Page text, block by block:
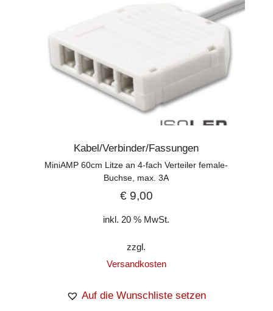
Kabel/Verbinder/Fassungen
MiniAMP 60cm Litze an 4-fach Verteiler female-
Buchse, max. 3A
€9,00
inkl. 20 % MwSt.
zzgl.
Versandkosten
Auf die Wunschliste setzen